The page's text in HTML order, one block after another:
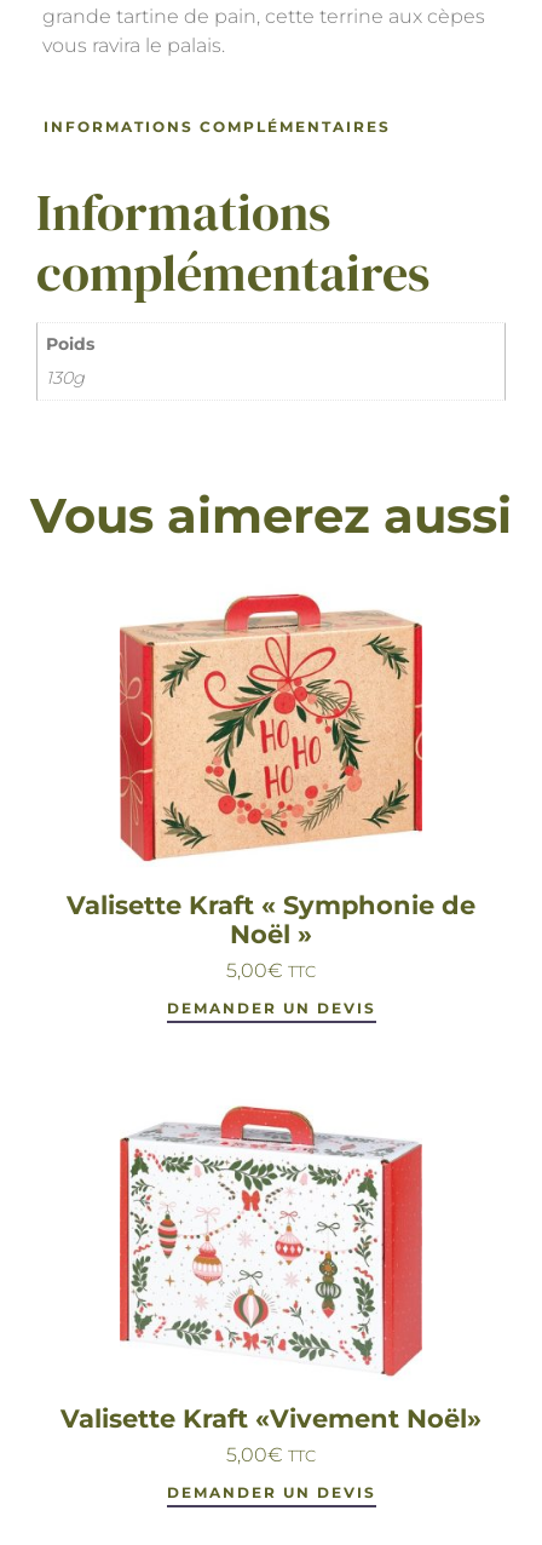
grande tartine de pain, cette terrine aux cèpes
vous ravira le palais.
INFORMATIONS COMPLÉMENTAIRES
Informations
complémentaires
Poids
130g
Vous aimerez aussi
Valisette Kraft « Symphonie de
Noël »
5,00€ TTC
DEMANDER UN DEVIS
Valisette Kraft «Vivement Noël»
5,00€ TTC
DEMANDER UN DEVIS